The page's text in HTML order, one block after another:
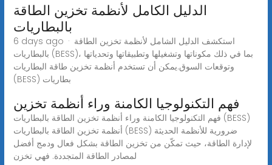
الدليل الكامل لأنظمة تخزين الطاقة
بالبطاريات
6 days ago · استكشف الدليل الشامل لأنظمة تخزين الطاقة
بالبطاريات (BESS)، بما في ذلك مكوناتها وتشغيلها وتطبيقاتها وتحدياتها
وتوقعات السوق.يمكن أن تستخدم أنظمة تخزين طاقة البطاريات
(BESS) بطاريات
فهم التكنولوجيا الكامنة وراء أنظمة تخزين
فهم التكنولوجيا الكامنة وراء أنظمة تخزين الطاقة بالبطاريات (BESS)
أنظمة تخزين الطاقة بالبطاريات (BESS) ضرورية للأنظمة الحديثة
لإدارة الطاقة، حيث تمكّن من تخزين الطاقة بشكل فعال ودمج أفضل
لمصادر الطاقة المتجددة. فهي تخزن